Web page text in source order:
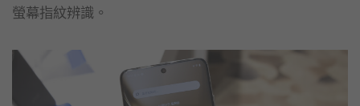
螢幕指紋辨識。